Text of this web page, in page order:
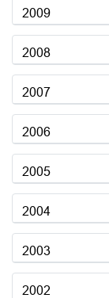
2009
2008
2007
2006
2005
2004
2003
2002